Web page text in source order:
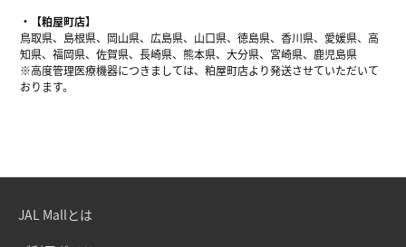
【粕屋町店】
鳥取県、島根県、岡山県、広島県、山口県、徳島県、香川県、愛媛県、高
知県、福岡県、佐賀県、長崎県、熊本県、大分県、宮崎県、鹿児島県
※高度管理医療機器につきましては、粕屋町店より発送させていただいて
おります。
JAL Mallとは